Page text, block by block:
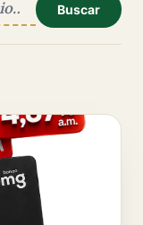
Buscar